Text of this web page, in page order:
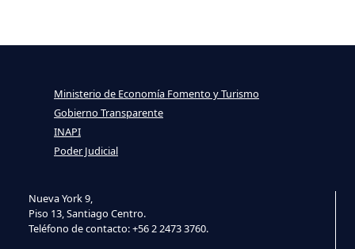
Nueva York 9,
Piso 13, Santiago Centro.
Teléfono de contacto: +56 2 2473 3760.
Ministerio de Economía Fomento y Turismo
Gobierno Transparente
INAPI
Poder Judicial